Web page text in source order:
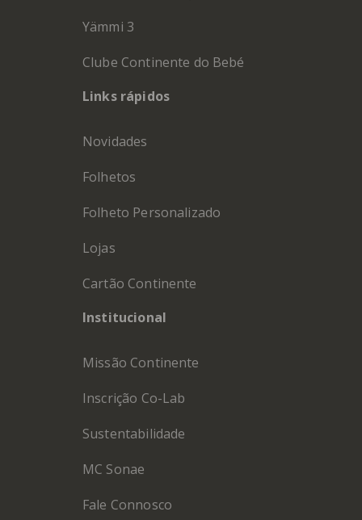
Yämmi 3
Clube Continente do Bebé
Links rápidos
Novidades
Folhetos
Folheto Personalizado
Lojas
Cartão Continente
Institucional
Missão Continente
Inscrição Co-Lab
Sustentabilidade
MC Sonae
Fale Connosco